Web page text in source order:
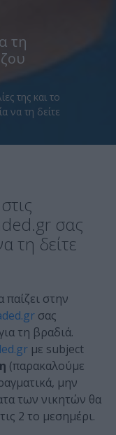
τη
της και το
να τη δείτε
σας
τη δείτε
παίζει στην
σας
τη βραδιά.
με subject
(παρακαλούμε
μην
των νικητών θα
2 το μεσημέρι.